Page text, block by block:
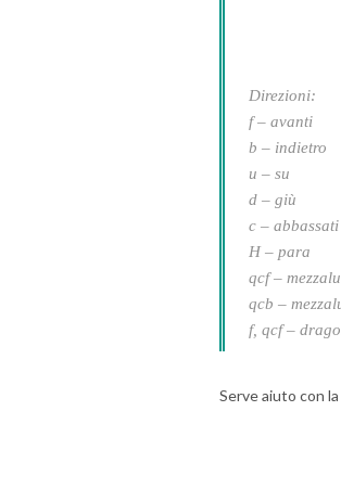
Direzioni:
f – avanti
b – indietro
u – su
d – giù
c – abbassati
H – para
qcf –
qcb –
f, qcf –
Serve aiuto con la